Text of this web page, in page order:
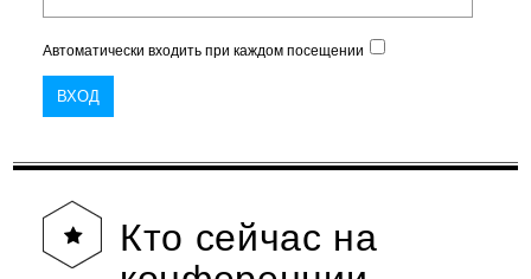
Автоматически входить при каждом посещении
Кто сейчас на